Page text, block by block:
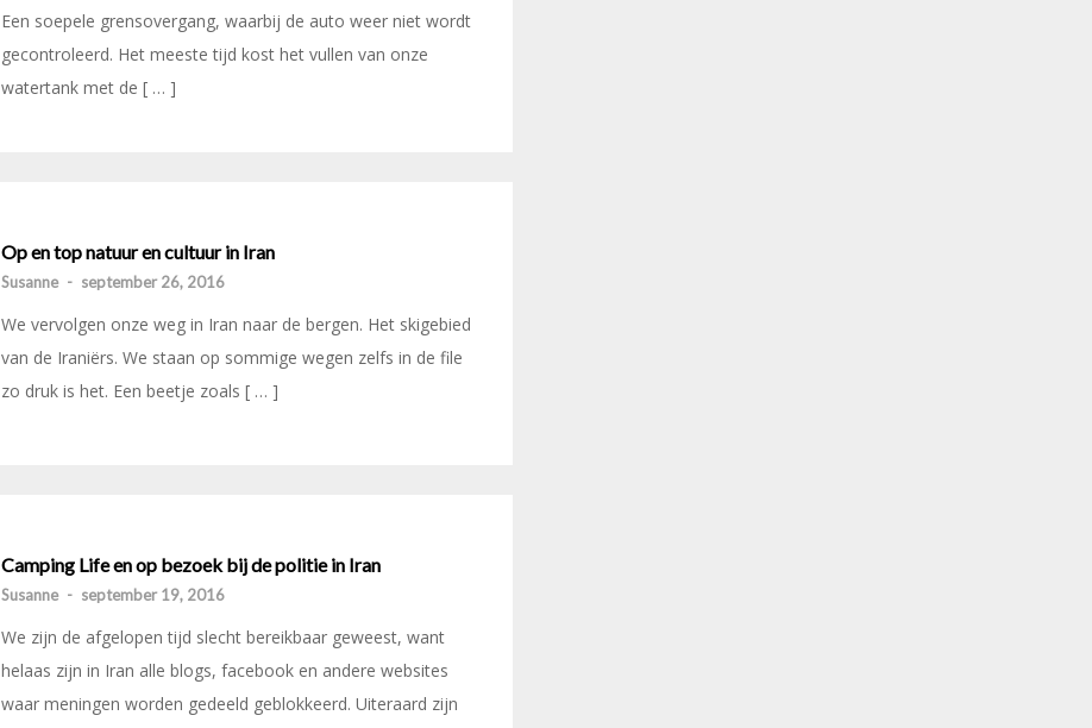
Een soepele grensovergang, waarbij de auto weer niet wordt
gecontroleerd. Het meeste tijd kost het vullen van onze
watertank met de [ … ]
Op en top natuur en cultuur in Iran
Susanne - september 26, 2016
We vervolgen onze weg in Iran naar de bergen. Het skigebied
van de Iraniërs. We staan op sommige wegen zelfs in de file
zo druk is het. Een beetje zoals [ … ]
Camping Life en op bezoek bij de politie in Iran
Susanne - september 19, 2016
We zijn de afgelopen tijd slecht bereikbaar geweest, want
helaas zijn in Iran alle blogs, facebook en andere websites
waar meningen worden gedeeld geblokkeerd. Uiteraard zijn